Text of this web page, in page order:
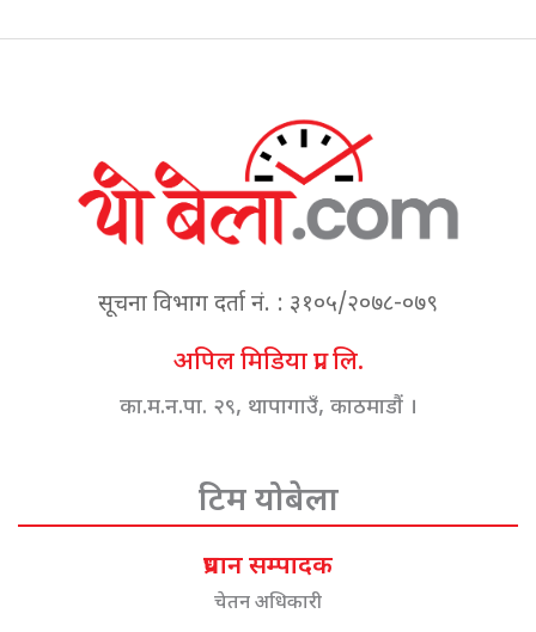
सूचना विभाग दर्ता नं. : ३१०५/२०७८-०७९
अपिल मिडिया प्रा. लि.
का.म.न.पा. २९, थापागाउँ, काठमाडौं ।
टिम योबेला
प्रधान सम्पादक
चेतन अधिकारी